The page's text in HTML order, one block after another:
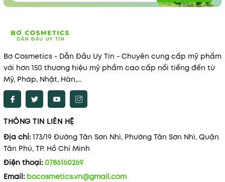
Bơ Cosmetics - Dẫn Đầu Uy Tín - Chuyên cung cấp mỹ phẩm
với hơn 150 thương hiệu mỹ phẩm cao cấp nổi tiếng đến từ
Mỹ, Pháp, Nhật, Hàn,...
THÔNG TIN LIÊN HỆ
Địa chỉ: 173/19 Đường Tân Sơn Nhì, Phường Tân Sơn Nhì, Quận
Tân Phú, TP. Hồ Chí Minh
Điện thoại: 0786160269
Email: bocosmetics.vn@gmail.com